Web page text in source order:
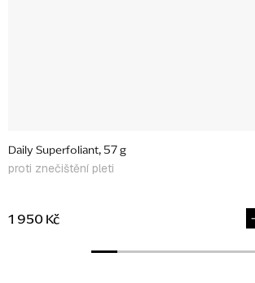
Daily Superfoliant, 57 g
proti znečištění pleti
1 950 Kč